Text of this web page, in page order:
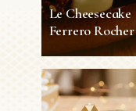
Le Cheesecake
Ferrero Rocher
Le Cheesecake
Ferrero Rocher